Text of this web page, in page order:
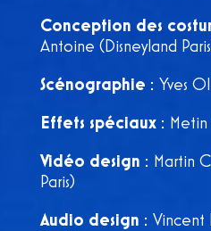
Conception des
Antoine (Disneyland
Scénographie : Yves
Effets spéciaux : Metin
Vidéo design : Martin
Paris)
Audio design : Vincent